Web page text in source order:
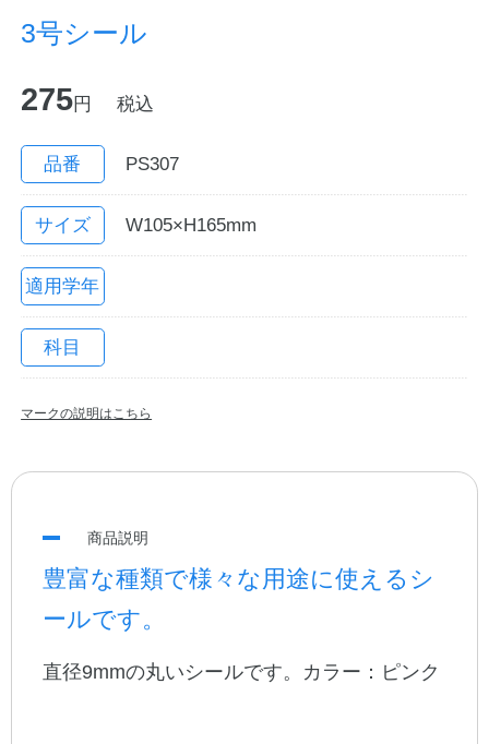
公式オンラインショップ
企業情報
カタログ
お問い合わせ
English
法人のお客様へ
OEMご希望の方へ
3号シール
275円 税込
品番 PS307
サイズ W105×H165mm
適用学年
科目
マークの説明はこちら
商品説明
豊富な種類で様々な用途に使えるシ
ールです。
直径9mmの丸いシールです。カラー：ピンク